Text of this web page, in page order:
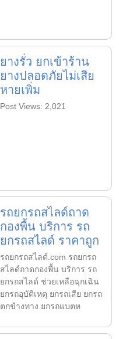
ยางรั่ว ยกเข้าร้าน
ยางปลอดภัยไม่เสีย
หายเพิ่ม
Post Views: 2,021
รถยกรถสไลด์ถาด
กองพื้น บริการ รถ
ยกรถสไลด์ ราคาถูก
รถยกรถสไลด์.com รถยกรถ
สไลด์ถาดกองพื้น บริการ รถ
ยกรถสไลด์ ช่วยเหลือฉุกเฉิน
ยกรถอุบัติเหตุ ยกรถเสีย ยกรถ
ตกข้างทาง ยกรถแบตห